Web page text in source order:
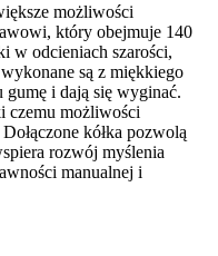
możliwości
który obejmuje 140
w odcieniach szarości,
są z miękkiego
i dają się wyginać.
czemu możliwości
kółka pozwolą
rozwój myślenia
manualnej i